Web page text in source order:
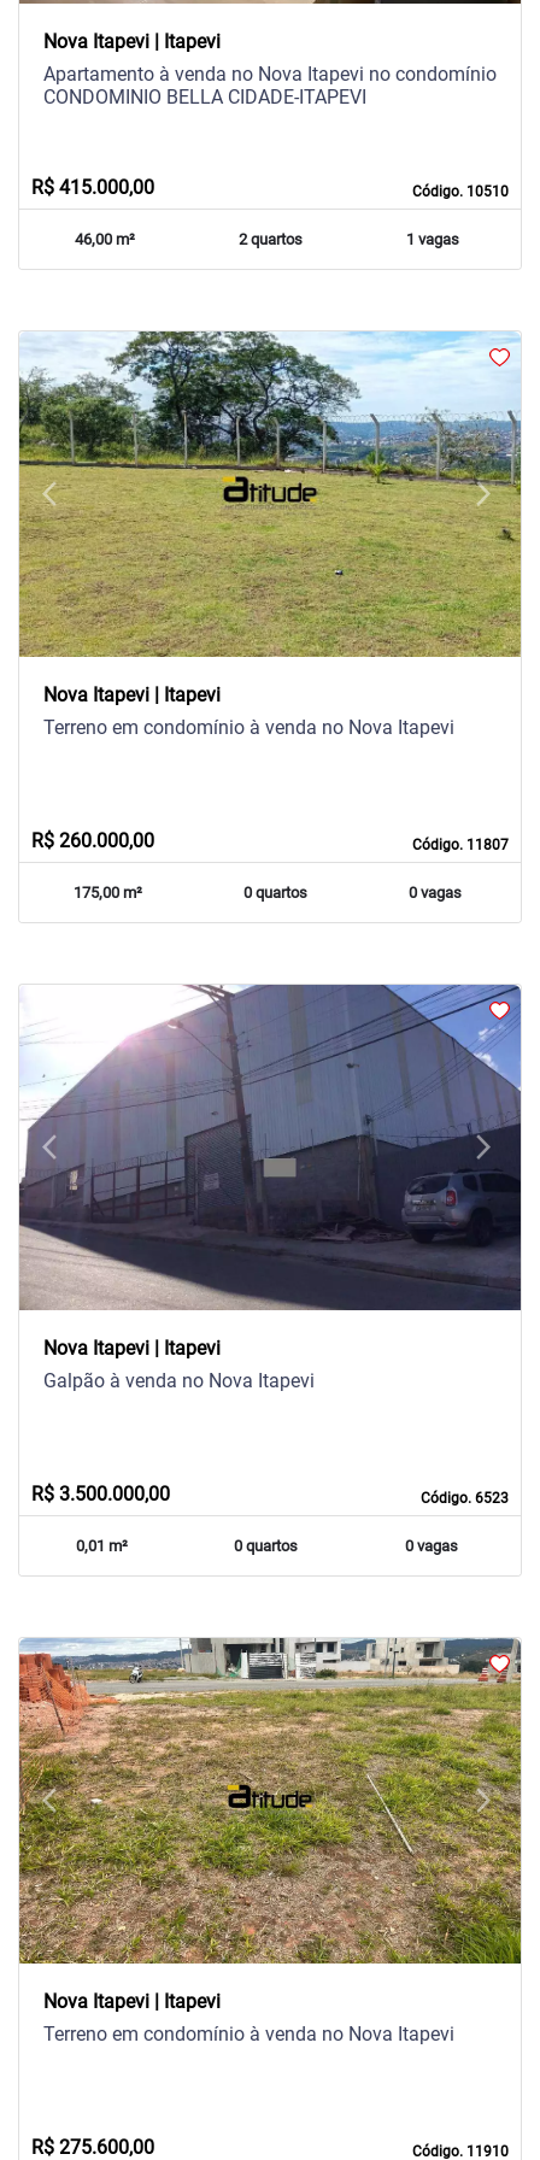
Nova Itapevi | Itapevi
Código. 10510
Apartamento à venda no Nova Itapevi no condomínio
CONDOMINIO BELLA CIDADE-ITAPEVI
R$ 415.000,00
46,00 m² 2 quartos 1 vagas
arrow_back_iosPrevious arrow_forward_iosNext
Nova Itapevi | Itapevi
Código. 11807
Terreno em condomínio à venda no Nova Itapevi
R$ 260.000,00
175,00 m² 0 quartos 0 vagas
arrow_back_iosPrevious arrow_forward_iosNext
Nova Itapevi | Itapevi
Código. 6523
Galpão à venda no Nova Itapevi
R$ 3.500.000,00
0,01 m² 0 quartos 0 vagas
arrow_back_iosPrevious arrow_forward_iosNext
Nova Itapevi | Itapevi
Código. 11910
Terreno em condomínio à venda no Nova Itapevi
R$ 275.600,00